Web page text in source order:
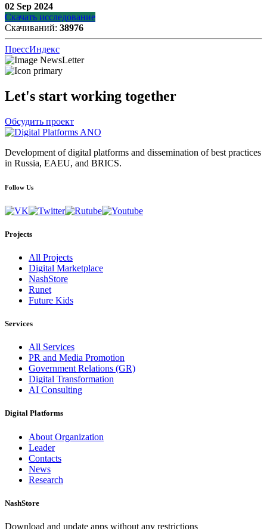
02 Sep 2024
Скачать исследование
Скачиваний: 38976
ПрессИндекс
Let's start working together
Обсудить проект
Development of digital platforms and dissemination of best practices
in Russia, EAEU, and BRICS.
Follow Us
Projects
All Projects
Digital Marketplace
NashStore
Runet
Future Kids
Services
All Services
PR and Media Promotion
Government Relations (GR)
Digital Transformation
AI Consulting
Digital Platforms
About Organization
Leader
Contacts
News
Research
NashStore
Download and update apps without any restrictions